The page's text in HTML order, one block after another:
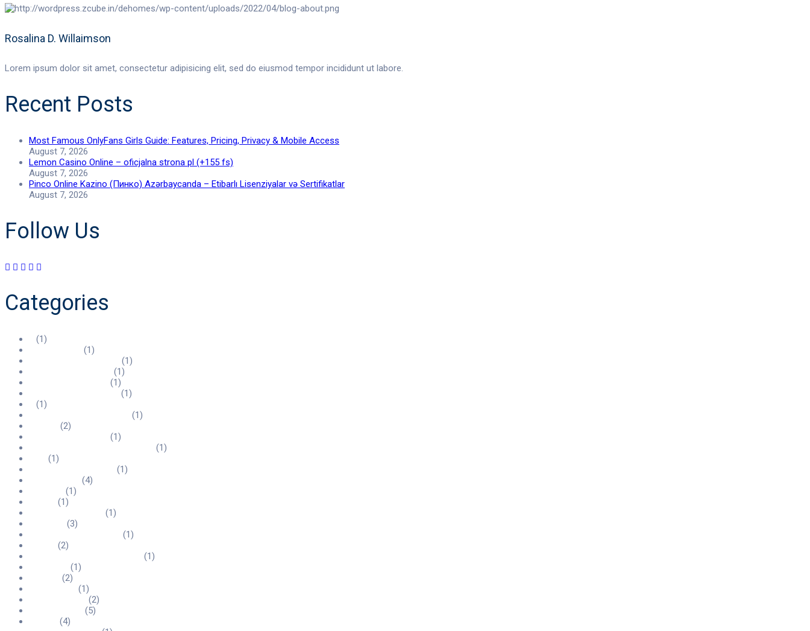
Rosalina D. Willaimson
Lorem ipsum dolor sit amet, consectetur adipisicing elit, sed do eiusmod tempor incididunt ut labore.
Recent Posts
Most Famous OnlyFans Girls Guide: Features, Pricing, Privacy & Mobile Access
August 7, 2026
Lemon Casino Online – oficjalna strona pl (+155 fs)
August 7, 2026
Pinco Online Kazino (Пинко) Azərbaycanda – Etibarlı Lisenziyalar və Sertifikatlar
August 7, 2026
Follow Us
Categories
(1)
(1)
(1)
(1)
(1)
(1)
(1)
(1)
(2)
(1)
(1)
(1)
(1)
(4)
(1)
(1)
(1)
(3)
(1)
(2)
(1)
(1)
(2)
(1)
(2)
(5)
(4)